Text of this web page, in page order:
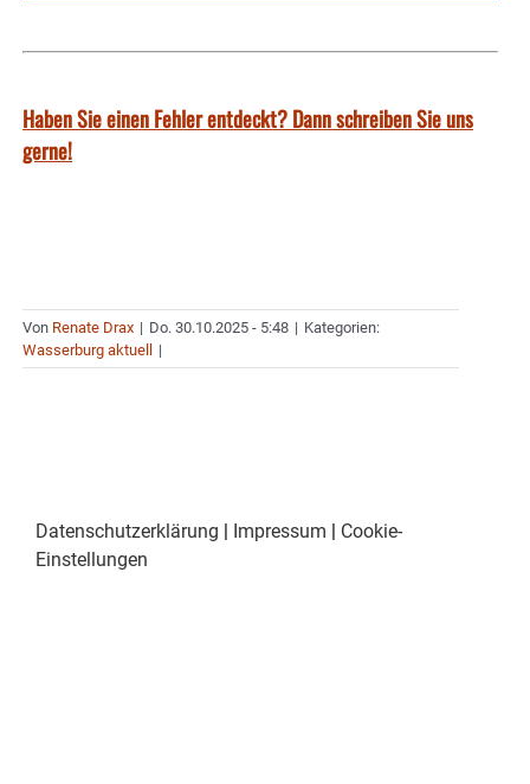
Haben Sie einen Fehler entdeckt? Dann schreiben Sie uns
gerne!
Von Renate Drax | Do. 30.10.2025 - 5:48 | Kategorien:
Wasserburg aktuell
|
Datenschutzerklärung | Impressum | Cookie-
Einstellungen